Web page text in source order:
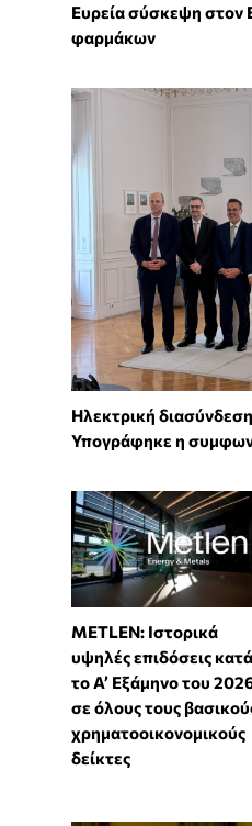
Ευρεία σύσκεψη στον
φαρμάκων
Ηλεκτρική
Υπογράφηκε η
METLEN: Ιστορικά
υψηλές επιδόσεις κατά
το Α’ Εξάμηνο του
σε όλους τους
χρηματοοικονομικούς
δείκτες